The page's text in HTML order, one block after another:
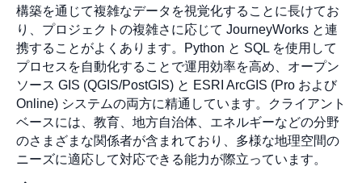
構築を通じて複雑なデータを視覚化することに長けてお
り、プロジェクトの複雑さに応じて JourneyWorks と連
携することがよくあります。Python と SQL を使用して
プロセスを自動化することで運用効率を高め、オープン
ソース GIS (QGIS/PostGIS) と ESRI ArcGIS (Pro および
Online) システムの両方に精通しています。クライアント
ベースには、教育、地方自治体、エネルギーなどの分野
のさまざまな関係者が含まれており、多様な地理空間の
ニーズに適応して対応できる能力が際立っています。